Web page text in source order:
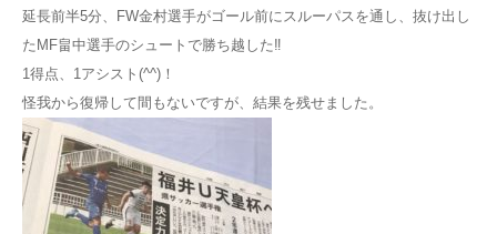
延長前半5分、FW金村選手がゴール前にスルーパスを通し、抜け出し
たMF畠中選手のシュートで勝ち越した‼
1得点、1アシスト(^^)！
怪我から復帰して間もないですが、結果を残せました。